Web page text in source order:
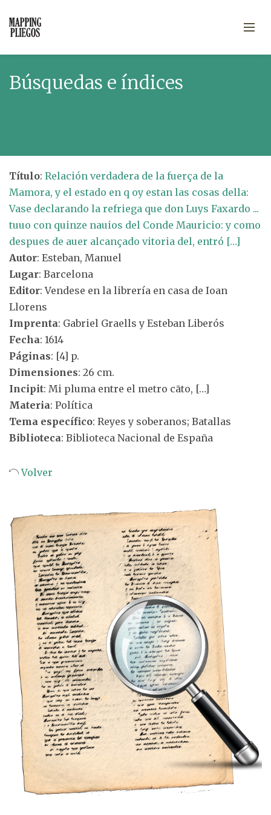
Búsquedas e índices
Título: Relación verdadera de la fuerça de la
Mamora, y el estado en q oy estan las cosas della:
Vase declarando la refriega que don Luys Faxardo ...
tuuo con quinze nauios del Conde Mauricio: y como
despues de auer alcançado vitoria del, entró […]
Autor: Esteban, Manuel
Lugar: Barcelona
Editor: Vendese en la librería en casa de Ioan
Llorens
Imprenta: Gabriel Graells y Esteban Liberós
Fecha: 1614
Páginas: [4] p.
Dimensiones: 26 cm.
Incipit: Mi pluma entre el metro cāto, […]
Materia: Política
Tema específico: Reyes y soberanos; Batallas
Biblioteca: Biblioteca Nacional de España
Volver